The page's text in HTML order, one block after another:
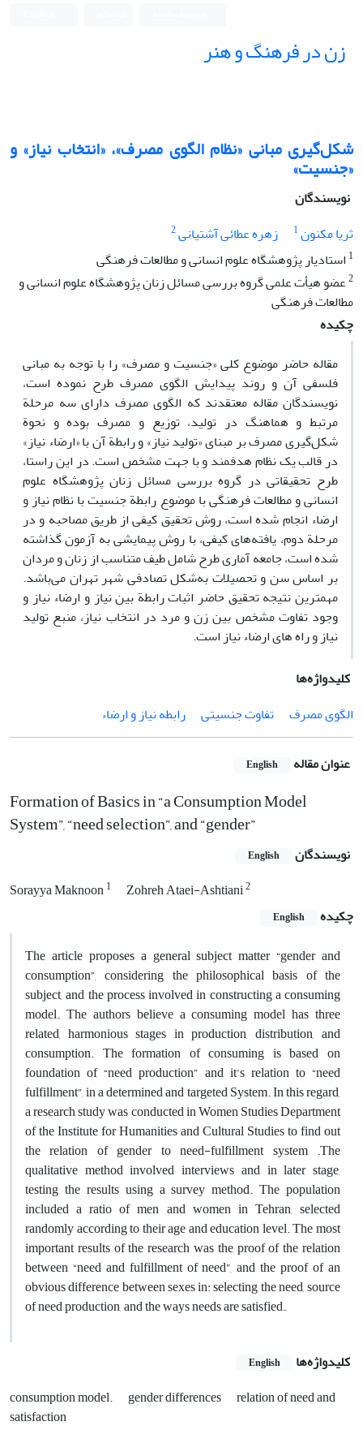
زن در فرهنگ و هنر
شکل‌گیری مبانی «نظام الگوی مصرف»، «انتخاب نیاز» و
«جنسیت»
نویسندگان
ثریا مکنون1 زهره عطائی آشتیانی2
1 استادیار پژوهشگاه علوم انسانی و مطالعات فرهنگی
2عضو هیأت علمی گروه بررسی مسائل زنان پژوهشگاه علوم انسانی و
مطالعات فرهنگی
چکیده
مقاله حاضر موضوع کلی «جنسیت و مصرف» را با توجه به مبانی
فلسفی آن و روند پیدایش الگوی مصرف طرح نموده است،
نویسندگان مقاله معتقدند که الگوی مصرف دارای سه مرحلة
مرتبط و هماهنگ در تولید، توزیع و مصرف بوده و نحوة
شکل‌گیری مصرف بر مبنای «تولید نیاز» و رابطة آن با «ارضاء نیاز»
در قالب یک نظام هدفمند و با جهت مشخص است. در این راستا،
طرح تحقیقاتی در گروه بررسی مسائل زنان پژوهشگاه علوم
انسانی و مطالعات فرهنگی با موضوع رابطة جنسیت با نظام نیاز و
ارضاء انجام شده است، روش تحقیق کیفی از طریق مصاحبه و در
مرحلة دوم، یافته‌های کیفی، با روش پیمایشی به آزمون گذاشته
شده است، جامعه آماری طرح شامل طیف متناسب از زنان و مردان
بر اساس سن و تحصیلات به‌شکل تصادفی شهر تهران می‌باشد.
مهمترین نتیجه تحقیق حاضر اثبات رابطة بین نیاز و ارضاء نیاز و
وجود تفاوت مشخص بین زن و مرد در انتخاب نیاز، منبع تولید
نیاز و راه های ارضاء نیاز است.
کلیدواژه‌ها
الگوی مصرف
تفاوت جنسیتی رابطه نیاز و ارضاء
عنوان مقاله English
Formation of Basics in “a Consumption Model
System”, “need selection”, and “gender”
نویسندگان English
Sorayya Maknoon1 Zohreh Ataei-Ashtiani2
چکیده English
The article proposes a general subject matter “gender and
consumption”, considering the philosophical basis of the
subject, and the process involved in constructing a consuming
model. The authors believe a consuming model has three
related, harmonious stages in production, distribution, and
consumption. The formation of consuming is based on
foundation of “need production” and it’s relation to “need
fulfillment”, in a determined and targeted System. In this regard,
a research study was conducted in Women Studies Department
of the Institute for Humanities and Cultural Studies to find out
the relation of gender to need-fulfillment system .The
qualitative method involved interviews and in later stage,
testing the results using a survey method. The population
included a ratio of men and women in Tehran, selected
randomly according to their age and education level. The most
important results of the research was the proof of the relation
between “need and fulfillment of need”, and the proof of an
obvious difference between sexes in: selecting the need, source
of need production, and the ways needs are satisfied.
کلیدواژه‌ها English
consumption model. gender differences
relation of need and
satisfaction